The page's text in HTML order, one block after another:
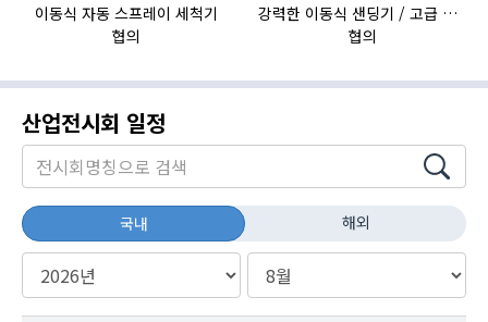
이동식 자동 스프레이 세척기
협의
강력한 이동식 샌딩기 / 고급 이태리 IBIX샌드블라스터
협의
산업전시회 일정
국내 해외